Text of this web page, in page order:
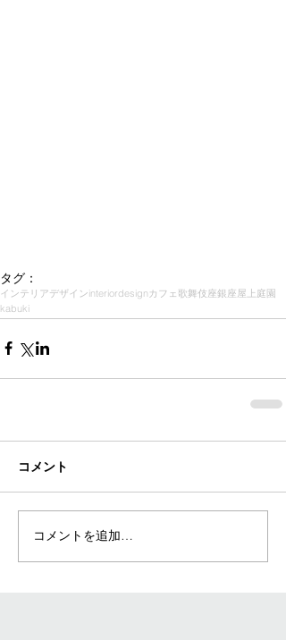
タグ：
インテリアデザインinteriordesign カフェ 歌舞伎座銀座屋上庭園
kabuki
コメント
コメントを追加…